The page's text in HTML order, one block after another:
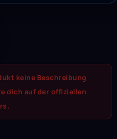
keine Beschreibung
dich auf der offiziellen